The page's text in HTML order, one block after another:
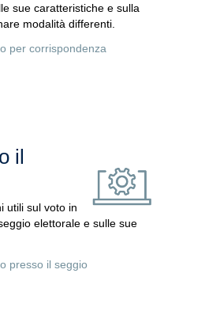
sue caratteristiche e sulla
modalità differenti.
per corrispondenza
il
utili sul voto in
elettorale e sulle sue
presso il seggio